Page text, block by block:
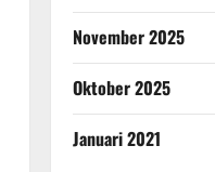
November 2025
Oktober 2025
Januari 2021